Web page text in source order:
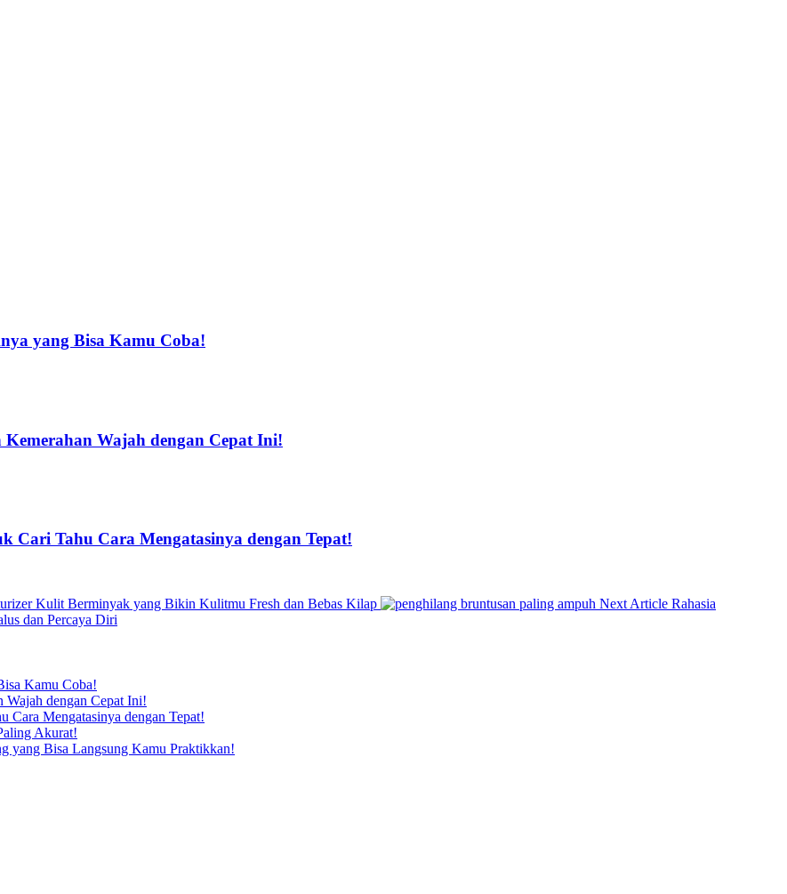
yang Bisa Kamu Coba!
Wajah dengan Cepat Ini!
Tahu Cara Mengatasinya dengan Tepat!
Kulit Berminyak yang Bikin Kulitmu Fresh dan Bebas Kilap Next Article Next
Rahasia
dan Percaya Diri
Kamu Coba!
Wajah dengan Cepat Ini!
Mengatasinya dengan Tepat!
Akurat!
yang Bisa Langsung Kamu Praktikkan!